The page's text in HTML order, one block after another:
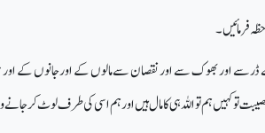
ڈر سے اور بھوک سے اور نقصان سے مالوں کے اورجانوں کے
تو کہیں ہم تو اللہ ہی کا مال ہیں اور ہم اسی کی طرف لوٹ کر